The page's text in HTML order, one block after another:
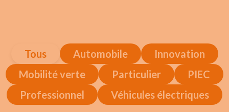
Tous Automobile
Innovation
Mobilité verte
Particulier
PIEC
Professionnel
Véhicules électriques